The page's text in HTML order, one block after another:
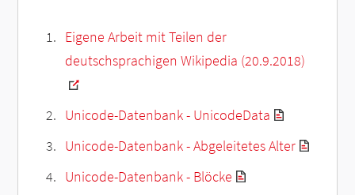
Eigene Arbeit mit Teilen der
deutschsprachigen Wikipedia (20.9.2018)
Unicode-Datenbank - UnicodeData
Unicode-Datenbank - Abgeleitetes Alter
Unicode-Datenbank - Blöcke